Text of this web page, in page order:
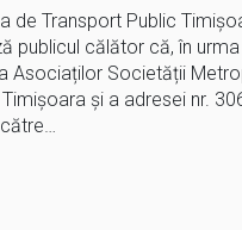
de Transport Public
publicul călător că, în
Asociaților Societății
și a adresei nr.